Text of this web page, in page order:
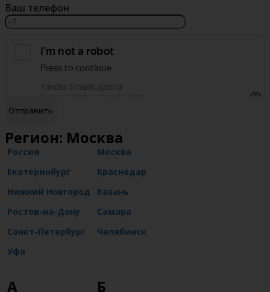
Ваш телефон
Я согласен на обработку персональных данных
Регион: Москва
Россия
Москва
Екатеринбург
Краснодар
Нижний Новгород
Казань
Ростов-на-Дону
Самара
Санкт-Петербург
Челябинск
Уфа
А Б